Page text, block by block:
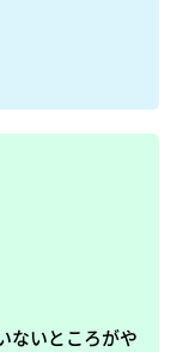
ないところがや